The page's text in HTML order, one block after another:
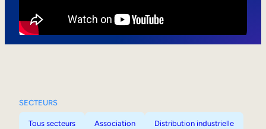
SECTEURS
Tous secteurs Association Distribution industrielle